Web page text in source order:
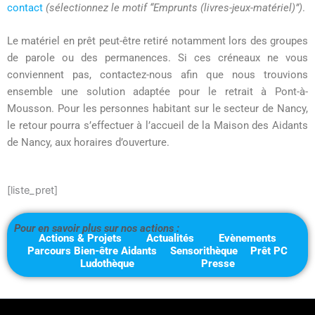
contact (sélectionnez le motif “Emprunts (livres-jeux-matériel)”).
Le matériel en prêt peut-être retiré notamment lors des groupes
de parole ou des permanences. Si ces créneaux ne vous
conviennent pas, contactez-nous afin que nous trouvions
ensemble une solution adaptée pour le retrait à Pont-à-
Mousson. Pour les personnes habitant sur le secteur de Nancy,
le retour pourra s’effectuer à l’accueil de la Maison des Aidants
de Nancy, aux horaires d’ouverture.
[liste_pret]
Pour en savoir plus sur nos actions :
Actions & Projets Actualités
Evènements
Parcours Bien-être Aidants
Sensorithèque
Prêt PC
Ludothèque
Presse